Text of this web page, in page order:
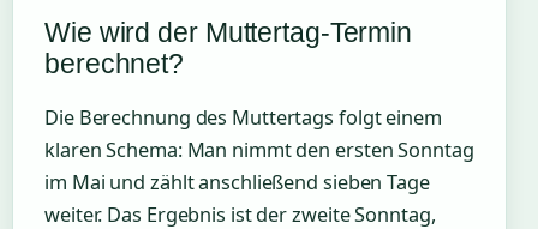
Wie wird der Muttertag-Termin
berechnet?
Die Berechnung des Muttertags folgt einem
klaren Schema: Man nimmt den ersten Sonntag
im Mai und zählt anschließend sieben Tage
weiter. Das Ergebnis ist der zweite Sonntag,